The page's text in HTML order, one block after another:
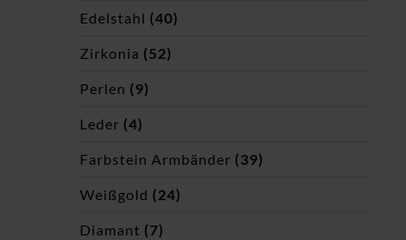
Edelstahl (40)
Zirkonia (52)
Perlen (9)
Leder (4)
Farbstein Armbänder (39)
Weißgold (24)
Diamant (7)